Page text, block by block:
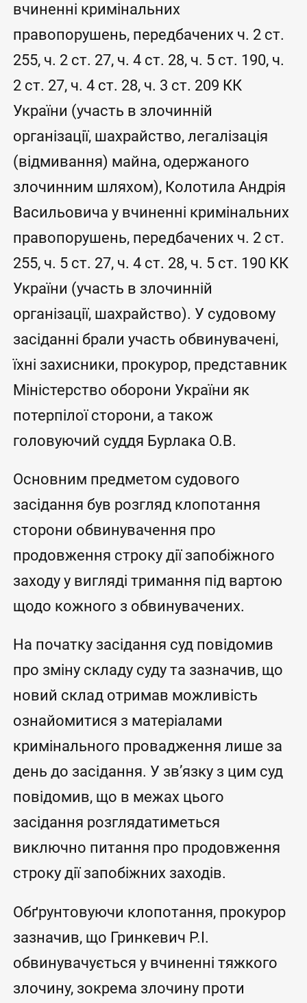
вчиненні кримінальних
правопорушень, передбачених ч. 2 ст.
255, ч. 2 ст. 27, ч. 4 ст. 28, ч. 5 ст. 190, ч.
2 ст. 27, ч. 4 ст. 28, ч. 3 ст. 209 КК
України (участь в злочинній
організації, шахрайство, легалізація
(відмивання) майна, одержаного
злочинним шляхом), Колотила Андрія
Васильовича у вчиненні кримінальних
правопорушень, передбачених ч. 2 ст.
255, ч. 5 ст. 27, ч. 4 ст. 28, ч. 5 ст. 190 КК
України (участь в злочинній
організації, шахрайство). У судовому
засіданні брали участь обвинувачені,
їхні захисники, прокурор, представник
Міністерство оборони України як
потерпілої сторони, а також
головуючий суддя Бурлака О.В.
Основним предметом судового
засідання був розгляд клопотання
сторони обвинувачення про
продовження строку дії запобіжного
заходу у вигляді тримання під вартою
щодо кожного з обвинувачених.
На початку засідання суд повідомив
про зміну складу суду та зазначив, що
новий склад отримав можливість
ознайомитися з матеріалами
кримінального провадження лише за
день до засідання. У зв’язку з цим суд
повідомив, що в межах цього
засідання розглядатиметься
виключно питання про продовження
строку дії запобіжних заходів.
Обґрунтовуючи клопотання, прокурор
зазначив, що Гринкевич Р.І.
обвинувачується у вчиненні тяжкого
злочину, зокрема злочину проти